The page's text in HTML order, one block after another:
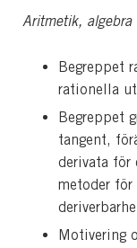
Aritmetik,
Begreppet
rationella
Begreppet
tangent,
derivata för
metoder
Motivering